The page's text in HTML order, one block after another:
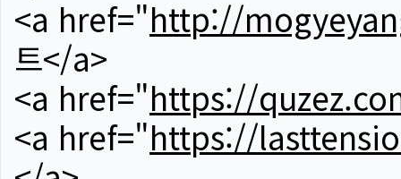
<a href="http://
트</a>
<a href="https://
<a href="https://